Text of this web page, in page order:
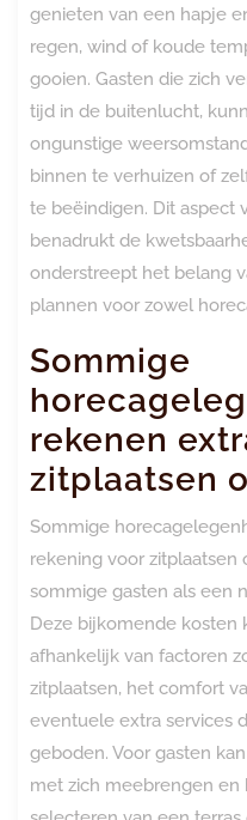
genieten van een hapje
regen, wind of koude
gooien. Gasten die zich
tijd in de buitenlucht,
ongunstige
binnen te verhuizen of
te beëindigen. Dit aspect
benadrukt de
onderstreept het belang
plannen voor zowel
Sommige
rekenen
zitplaatsen
Sommige
rekening voor zitplaatsen
sommige gasten als een
Deze bijkomende kosten
afhankelijk van factoren
zitplaatsen, het comfort
eventuele extra services
geboden. Voor gasten
met zich meebrengen